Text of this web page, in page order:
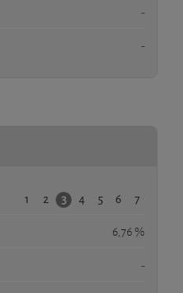
-
-
1 2 3 4 5 6 7
6,76 %
-